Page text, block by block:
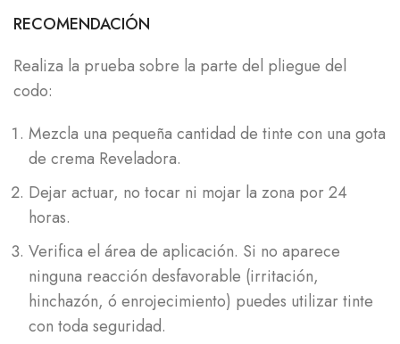
RECOMENDACIÓN
Realiza la prueba sobre la parte del pliegue del
codo:
Mezcla una pequeña cantidad de tinte con una gota
de crema Reveladora.
Dejar actuar, no tocar ni mojar la zona por 24
horas.
Verifica el área de aplicación. Si no aparece
ninguna reacción desfavorable (irritación,
hinchazón, ó enrojecimiento) puedes utilizar tinte
con toda seguridad.